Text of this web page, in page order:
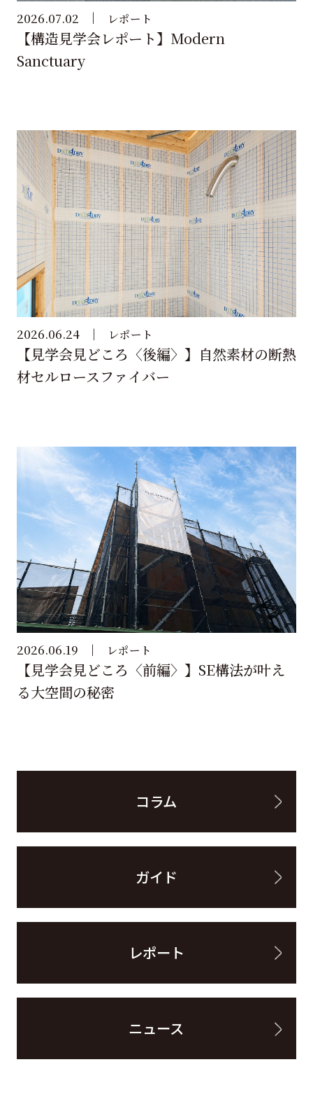
2026.07.02 レポート
【構造見学会レポート】Modern
Sanctuary
2026.06.24 レポート
【見学会見どころ〈後編〉】自然素材の断熱
材セルロースファイバー
2026.06.19 レポート
【見学会見どころ〈前編〉】SE構法が叶え
る大空間の秘密
コラム
ガイド
レポート
ニュース